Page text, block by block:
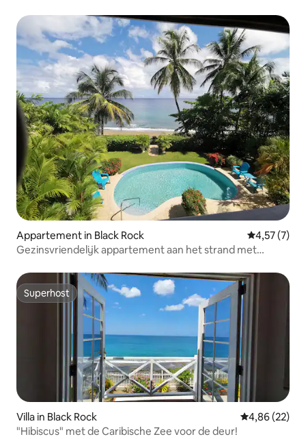
Appartement in Black Rock
4,57 (7)
Gezinsvriendelijk appartement aan het strand met
Superhost
Superhost
Villa in Black Rock Gemiddelde
4,86 (22)
"Hibiscus" met de Caribische Zee voor de deur!